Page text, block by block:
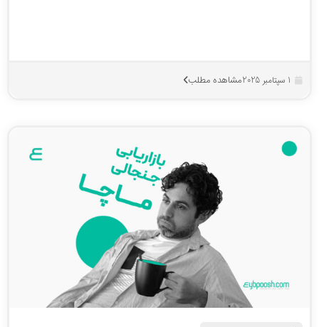
مشاهده مطلب